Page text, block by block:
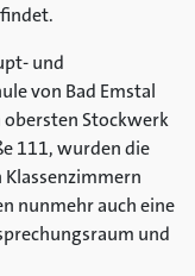
und
von Bad Emstal
obersten Stockwerk
111, wurden die
Klassenzimmern
nunmehr auch eine
und